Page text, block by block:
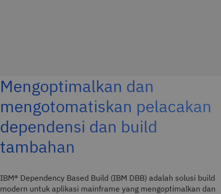
Mengoptimalkan dan
mengotomatiskan pelacakan
dependensi dan build
tambahan
IBM® Dependency Based Build (IBM DBB) adalah solusi build
modern untuk aplikasi mainframe yang mengoptimalkan dan